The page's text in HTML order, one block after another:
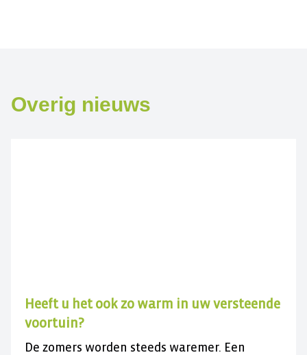
Overig nieuws
Heeft u het ook zo warm in uw versteende
voortuin?
De zomers worden steeds waremer. Een